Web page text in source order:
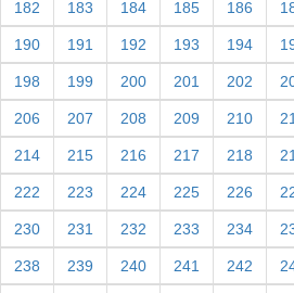
182 183 184 185 186
190 191 192 193 194
198 199 200 201 202
206 207 208 209 210
214 215 216 217 218
222 223 224 225 226
230 231 232 233 234
238 239 240 241 242